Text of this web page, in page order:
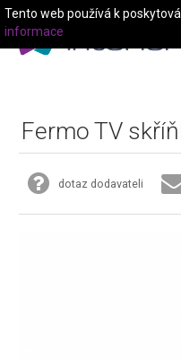
Fermo TV
dotaz dodavateli
Tento web používá k
informace